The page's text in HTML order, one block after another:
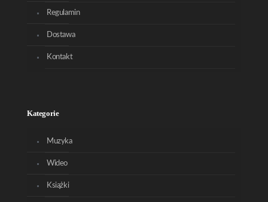
Regulamin
Dostawa
Kontakt
Kategorie
Muzyka
Wideo
Książki